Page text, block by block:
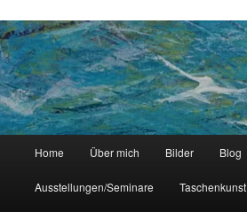
Home Über mich Bilder Blog
Ausstellungen/Seminare Taschenkunst